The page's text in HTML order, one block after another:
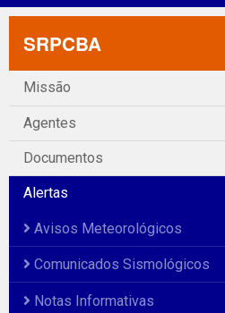
SRPCBA
Missão
Agentes
Documentos
Alertas
Avisos Meteorológicos
Comunicados Sismológicos
Notas Informativas